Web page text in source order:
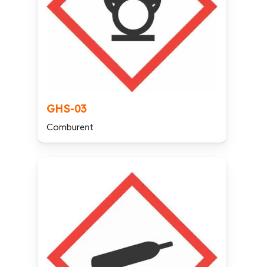
GHS-03
Comburent